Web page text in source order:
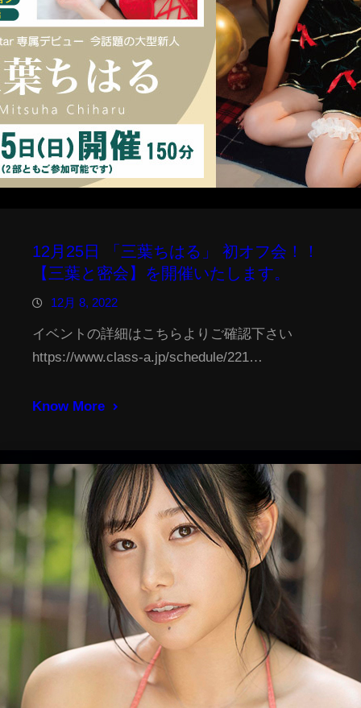
12月25日 「三葉ちはる」 初オフ会！！
【三葉と密会】を開催いたします。
12月 8, 2022
イベントの詳細はこちらよりご確認下さい
https://www.class-a.jp/schedule/221…
Know More